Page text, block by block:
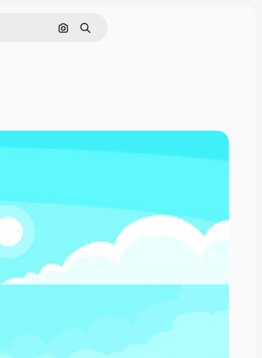
Pesquisar por imagem
Buscar